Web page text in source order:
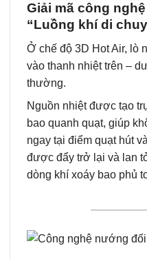
Giải mã công
“Luồng khí di
Ở chế độ 3D Hot Air, lò
vào thanh nhiệt trên –
thường.
Nguồn nhiệt được tạo
bao quanh quạt, giúp
ngay tại điểm quạt hút
được đẩy trở lại và lan
dòng khí xoáy bao phủ